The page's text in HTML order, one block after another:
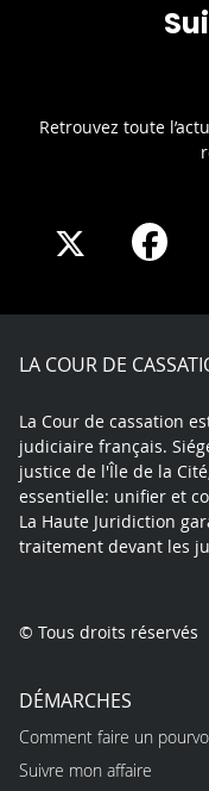
Retrouvez toute
Share
X
LA COUR DE
La Cour de cassation
judiciaire français.
justice de l'Île de la
essentielle: unifier et
La Haute Juridiction
traitement devant les
© Tous droits réservés
DÉMARCHES
Comment faire un
Suivre mon affaire